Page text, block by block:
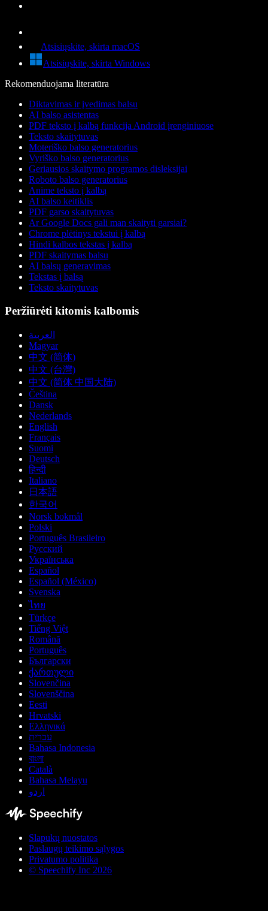
Atsisiųskite, skirta macOS
Atsisiųskite, skirta Windows
Rekomenduojama literatūra
Diktavimas ir įvedimas balsu
AI balso asistentas
PDF teksto į kalbą funkcija Android įrenginiuose
Teksto skaitytuvas
Moteriško balso generatorius
Vyriško balso generatorius
Geriausios skaitymo programos disleksijai
Roboto balso generatorius
Anime teksto į kalbą
AI balso keitiklis
PDF garso skaitytuvas
Ar Google Docs gali man skaityti garsiai?
Chrome plėtinys tekstui į kalbą
Hindi kalbos tekstas į kalbą
PDF skaitymas balsu
AI balsų generavimas
Tekstas į balsą
Teksto skaitytuvas
Peržiūrėti kitomis kalbomis
العربية
Magyar
中文 (简体)
中文 (台灣)
中文 (简体 中国大陆)
Čeština
Dansk
Nederlands
English
Français
Suomi
Deutsch
हिन्दी
Italiano
日本語
한국어
Norsk bokmål
Polski
Português Brasileiro
Русский
Українська
Español
Español (México)
Svenska
ไทย
Türkçe
Tiếng Việt
Română
Português
Български
ქართული
Slovenčina
Slovenščina
Eesti
Hrvatski
Ελληνικά
עברית
Bahasa Indonesia
বাংলা
Català
Bahasa Melayu
اردو
Slapukų nuostatos
Paslaugų teikimo sąlygos
Privatumo politika
© Speechify Inc 2026